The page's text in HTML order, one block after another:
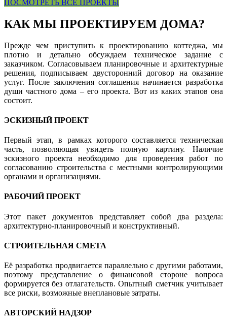
ПОСМОТРЕТЬ ВСЕ ПРОЕКТЫ
КАК МЫ ПРОЕКТИРУЕМ ДОМА?
Прежде чем приступить к проектированию коттеджа, мы
плотно и детально обсуждаем техническое задание с
заказчиком. Согласовываем планировочные и архитектурные
решения, подписываем двусторонний договор на оказание
услуг. После заключения соглашения начинается разработка
души частного дома – его проекта. Вот из каких этапов она
состоит.
ЭСКИЗНЫЙ ПРОЕКТ
Первый этап, в рамках которого составляется техническая
часть, позволяющая увидеть полную картину. Наличие
эскизного проекта необходимо для проведения работ по
согласованию строительства с местными контролирующими
органами и организациями.
РАБОЧИЙ ПРОЕКТ
Этот пакет документов представляет собой два раздела:
архитектурно-планировочный и конструктивный.
СТРОИТЕЛЬНАЯ СМЕТА
Её разработка продвигается параллельно с другими работами,
поэтому представление о финансовой стороне вопроса
формируется без отлагательств. Опытный сметчик учитывает
все риски, возможные внеплановые затраты.
АВТОРСКИЙ НАДЗОР